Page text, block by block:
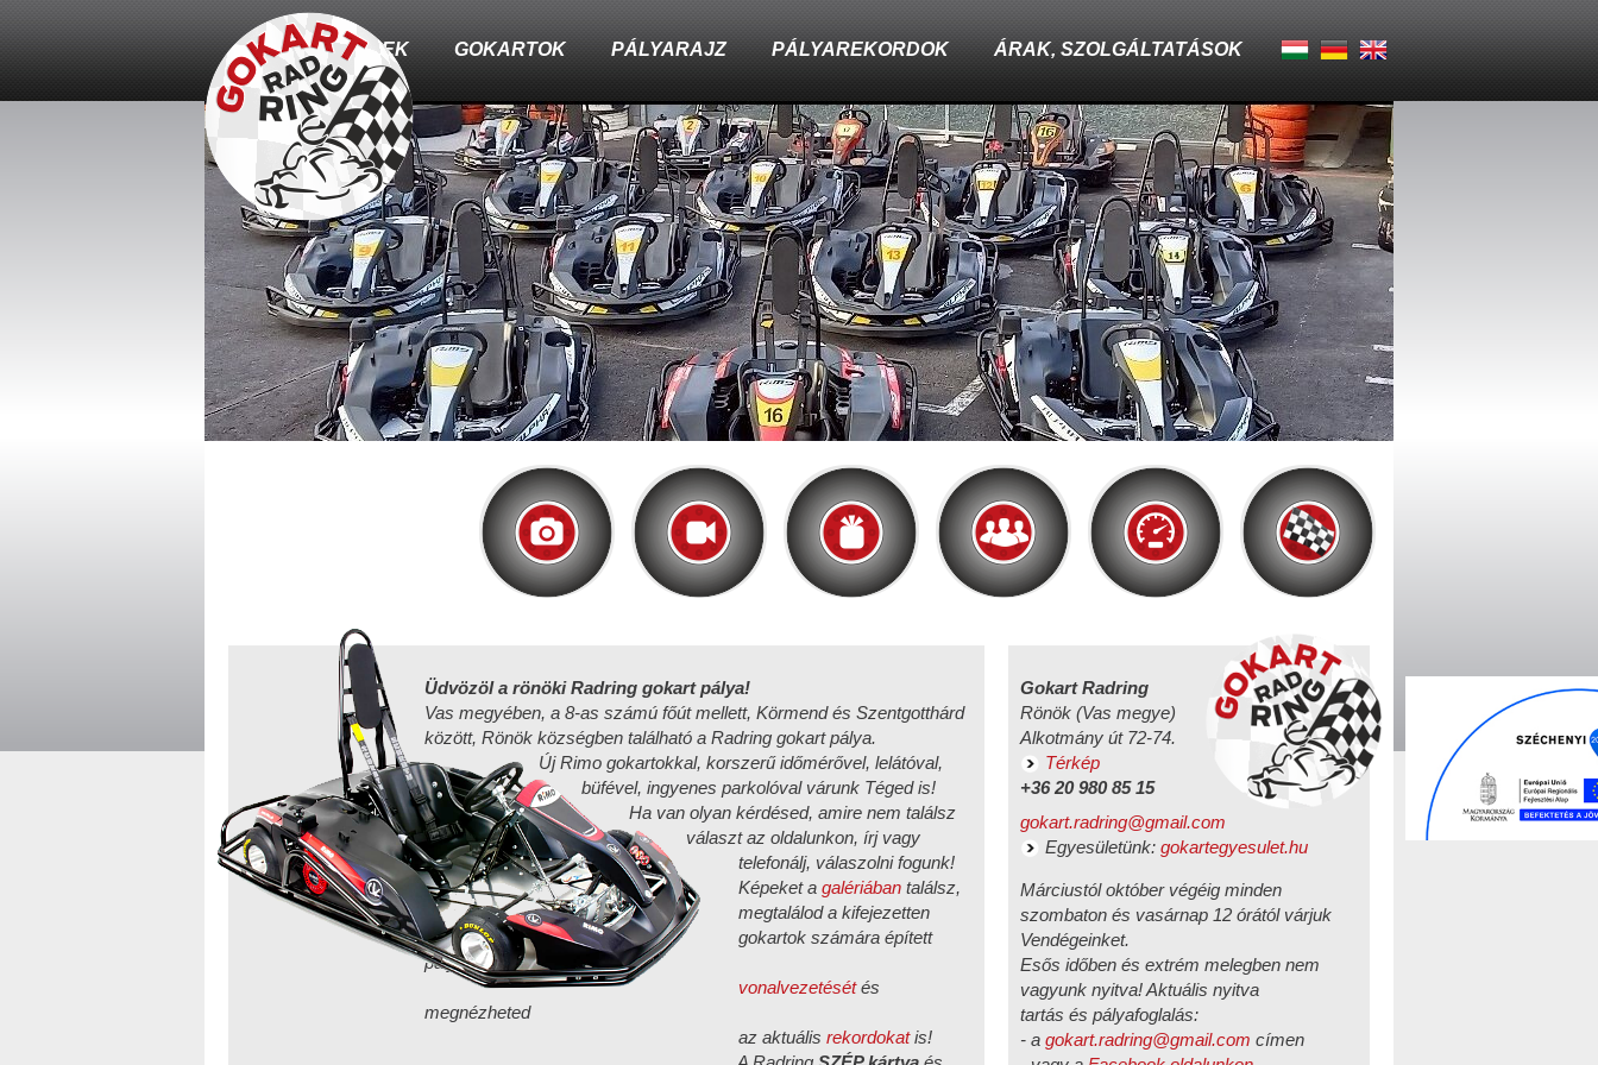
HÍREK GOKARTOK PÁLYARAJZ PÁLYAREKORDOK ÁRAK, SZOLGÁLTATÁSOK
Üdvözöl a rönöki Radring gokart pálya!
Vas megyében, a 8-as számú főút mellett, Körmend és Szentgotthárd
között, Rönök községben található a Radring gokart pálya.
Új Rimo gokartokkal, korszerű időmérővel, lelátóval,
büfével, ingyenes parkolóval várunk Téged is!
Ha van olyan kérdésed, amire nem találsz
választ az oldalunkon, írj vagy
telefonálj, válaszolni fogunk!
Képeket a galériában találsz,
megtalálod a kifejezetten
gokartok számára épített
pálya
vonalvezetésétés
megnézheted
az aktuális rekordokatis!
Gokart Radring
Rönök (Vas megye)
Alkotmány út 72-74.
Térkép
+36 20 980 85 15
gokart.radring@gmail.com
Egyesületünk: gokartegyesulet.hu
Márciustól október végéig minden
szombaton és vasárnap 12 órától várjuk
Vendégeinket.
Esős időben és extrém melegben nem
vagyunk nyitva! Aktuális nyitva
tartás és pályafoglalás:
- a gokart.radring@gmail.com címen